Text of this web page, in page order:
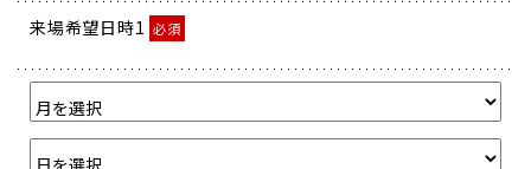
来場希望日時1 必須